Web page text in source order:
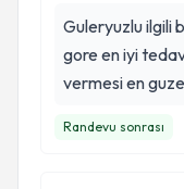
Guleryuzlu ilgili
gore en iyi
vermesi en
Randevu sonrası